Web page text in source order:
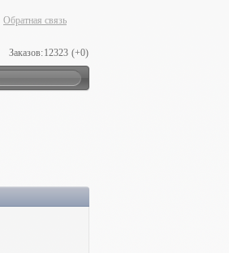
Обратная связь
Заказов:12323 (+0)